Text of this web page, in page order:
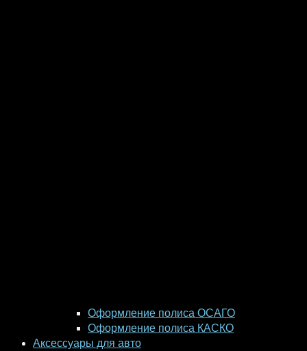
Оформление полиса ОСАГО
Оформление полиса КАСКО
Аксессуары для авто